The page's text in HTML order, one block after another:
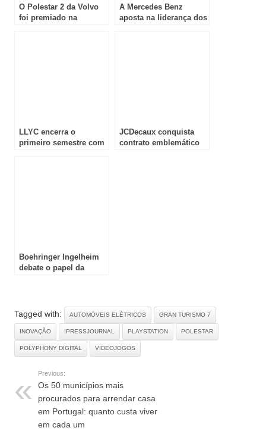
O Polestar 2 da Volvo
foi premiado na
A Mercedes Benz
aposta na liderança dos
LLYC encerra o
primeiro semestre com
JCDecaux conquista
contrato emblemático
Boehringer Ingelheim
debate o papel da
Tagged with: AUTOMÓVEIS ELÉTRICOS GRAN TURISMO 7
INOVAÇÃO IPRESSJOURNAL PLAYSTATION POLESTAR
POLYPHONY DIGITAL VIDEOJOGOS
Previous:
Os 50 municípios mais
procurados para arrendar casa
em Portugal: quanto custa viver
em cada um